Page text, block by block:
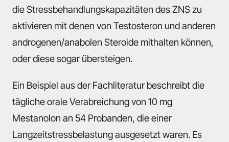
die Stressbehandlungskapazitäten des ZNS zu
aktivieren mit denen von Testosteron und anderen
androgenen/anabolen Steroide mithalten können,
oder diese sogar übersteigen.
Ein Beispiel aus der Fachliteratur beschreibt die
tägliche orale Verabreichung von 10 mg
Mestanolon an 54 Probanden, die einer
Langzeitstressbelastung ausgesetzt waren. Es